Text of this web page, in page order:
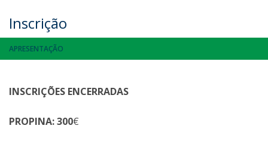
Inscrição
APRESENTAÇÃO
INSCRIÇÕES ENCERRADAS
PROPINA: 300€